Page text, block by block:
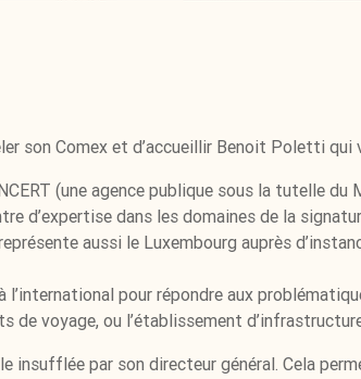
son Comex et d’accueillir Benoit Poletti qui
(une agence publique sous la tutelle du
d’expertise dans les domaines de la
aussi le Luxembourg auprès
pour répondre aux
de voyage, ou l’établissement
insufflée par son directeur général. Cela